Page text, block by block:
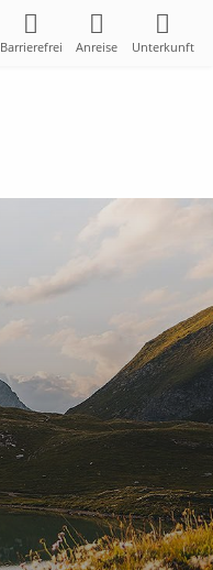
Barrierefrei Anreise Unterkunft